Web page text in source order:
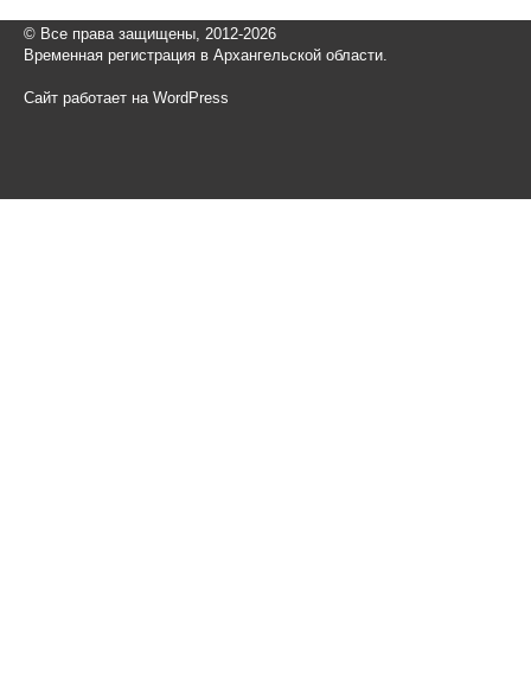
© Все права защищены, 2012-2026
Временная регистрация в Архангельской области.
Сайт работает на WordPress